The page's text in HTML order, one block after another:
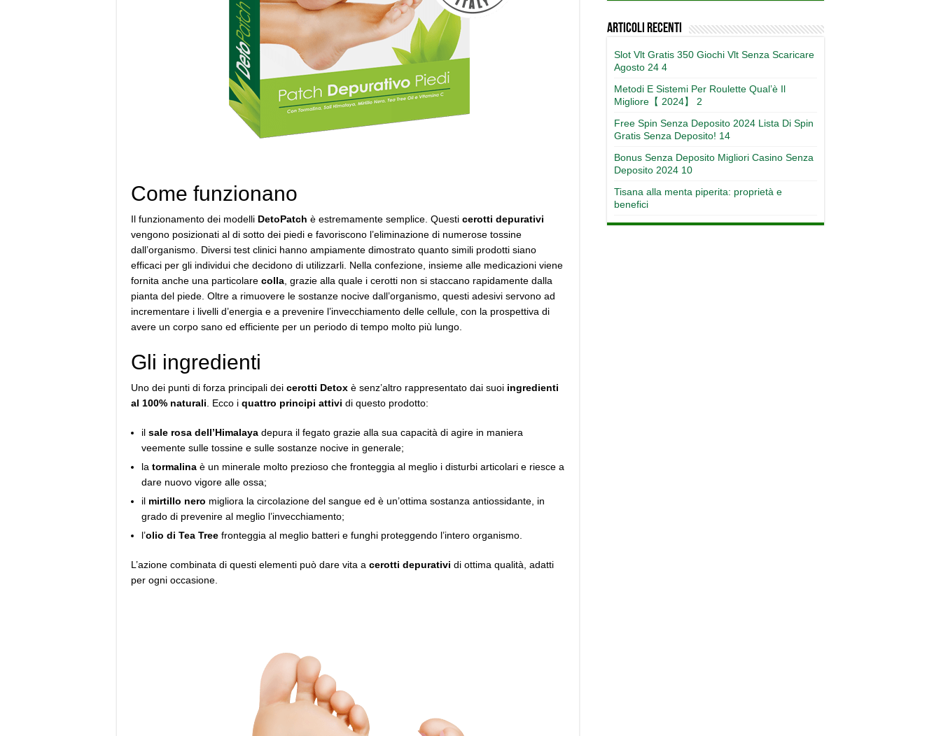
Come funzionano
Il funzionamento dei modelli DetoPatch è estremamente semplice. Questi cerotti depurativi
vengono posizionati al di sotto dei piedi e favoriscono l’eliminazione di numerose tossine
dall’organismo. Diversi test clinici hanno ampiamente dimostrato quanto simili prodotti siano
efficaci per gli individui che decidono di utilizzarli. Nella confezione, insieme alle medicazioni viene
fornita anche una particolare colla, grazie alla quale i cerotti non si staccano rapidamente dalla
pianta del piede. Oltre a rimuovere le sostanze nocive dall’organismo, questi adesivi servono ad
incrementare i livelli d’energia e a prevenire l’invecchiamento delle cellule, con la prospettiva di
avere un corpo sano ed efficiente per un periodo di tempo molto più lungo.
Gli ingredienti
Uno dei punti di forza principali dei cerotti Detox è senz’altro rappresentato dai suoi ingredienti
al 100% naturali. Ecco i quattro principi attivi di questo prodotto:
il sale rosa dell’Himalaya depura il fegato grazie alla sua capacità di agire in maniera
veemente sulle tossine e sulle sostanze nocive in generale;
la tormalina è un minerale molto prezioso che fronteggia al meglio i disturbi articolari e riesce a
dare nuovo vigore alle ossa;
il mirtillo nero migliora la circolazione del sangue ed è un’ottima sostanza antiossidante, in
grado di prevenire al meglio l’invecchiamento;
l’olio di Tea Tree fronteggia al meglio batteri e funghi proteggendo l’intero organismo.
L’azione combinata di questi elementi può dare vita a cerotti depurativi di ottima qualità, adatti
per ogni occasione.
Articoli recenti
Slot Vlt Gratis 350 Giochi Vlt Senza Scaricare
Agosto 24 4
Metodi E Sistemi Per Roulette Qual’è Il
Migliore【 2024】 2
Free Spin Senza Deposito 2024 Lista Di Spin
Gratis Senza Deposito! 14
Bonus Senza Deposito Migliori Casino Senza
Deposito 2024 10
Tisana alla menta piperita: proprietà e
benefici